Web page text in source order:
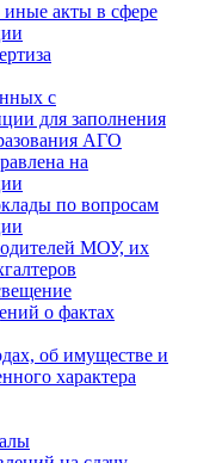
акты в сфере
с
для заполнения
АГО
на
по вопросам
МОУ, их
о фактах
об имуществе и
характера